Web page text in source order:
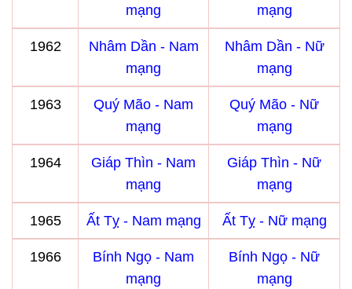
mạng
mạng
1962
Nhâm Dần - Nam
mạng
Nhâm Dần - Nữ
mạng
1963
Quý Mão - Nam
mạng
Quý Mão - Nữ
mạng
1964
Giáp Thìn - Nam
mạng
Giáp Thìn - Nữ
mạng
1965 Ất Tỵ - Nam mạng Ất Tỵ - Nữ mạng
1966
Bính Ngọ - Nam
mạng
Bính Ngọ - Nữ
mạng